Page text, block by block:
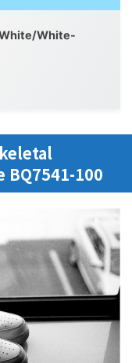
White/White-
100